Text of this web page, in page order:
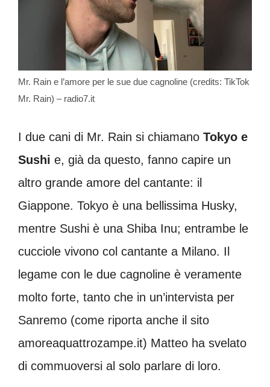
Mr. Rain e l’amore per le sue due cagnoline (credits: TikTok
Mr. Rain) – radio7.it
I due cani di Mr. Rain si chiamano Tokyo e
Sushi e, già da questo, fanno capire un
altro grande amore del cantante: il
Giappone. Tokyo è una bellissima Husky,
mentre Sushi è una Shiba Inu; entrambe le
cucciole vivono col cantante a Milano. Il
legame con le due cagnoline è veramente
molto forte, tanto che in un’intervista per
Sanremo (come riporta anche il sito
amoreaquattrozampe.it) Matteo ha svelato
di commuoversi al solo parlare di loro.